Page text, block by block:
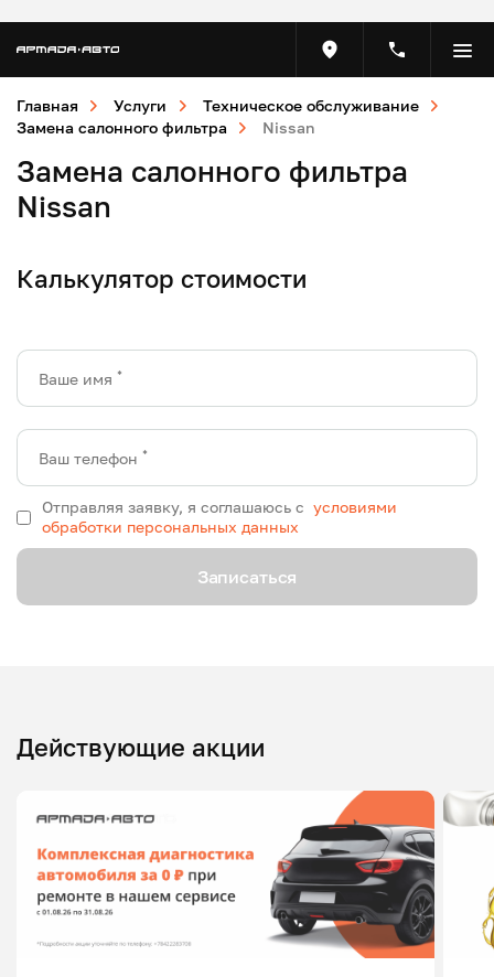
Главная Услуги
Техническое обслуживание
Замена салонного фильтра
Nissan
Замена салонного фильтра
Nissan
Калькулятор стоимости
Ваше имя *
Ваш телефон *
Записаться
Отправляя заявку, я соглашаюсь с условиями
обработки персональных данных
Действующие акции